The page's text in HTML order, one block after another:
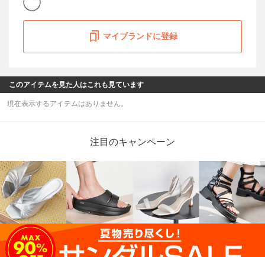
マイブランドに登録
このアイテムを見た人はこれも見ています
現在表示するアイテムはありません。
注目のキャンペーン